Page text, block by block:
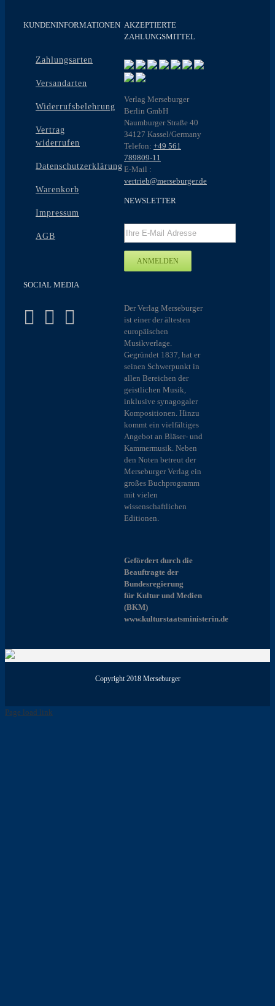
KUNDENINFORMATIONEN
Zahlungsarten
Versandarten
Widerrufsbelehrung
Vertrag
widerrufen
Datenschutzerklärung
Warenkorb
Impressum
AGB
SOCIAL MEDIA
AKZEPTIERTE
ZAHLUNGSMITTEL
Verlag Merseburger
Berlin GmbH
Naumburger Straße 40
34127 Kassel/Germany
Telefon: +49 561
789809-11
E-Mail :
vertrieb@merseburger.de
NEWSLETTER
Der Verlag Merseburger
ist einer der ältesten
europäischen
Musikverlage.
Gegründet 1837, hat er
seinen Schwerpunkt in
allen Bereichen der
geistlichen Musik,
inklusive synagogaler
Kompositionen. Hinzu
kommt ein vielfältiges
Angebot an Bläser- und
Kammermusik. Neben
den Noten betreut der
Merseburger Verlag ein
großes Buchprogramm
mit vielen
wissenschaftlichen
Editionen.
Gefördert durch die
Beauftragte der
Bundesregierung
für Kultur und Medien
(BKM)
www.kulturstaatsministerin.de
Copyright 2018 Merseburger
Page load link